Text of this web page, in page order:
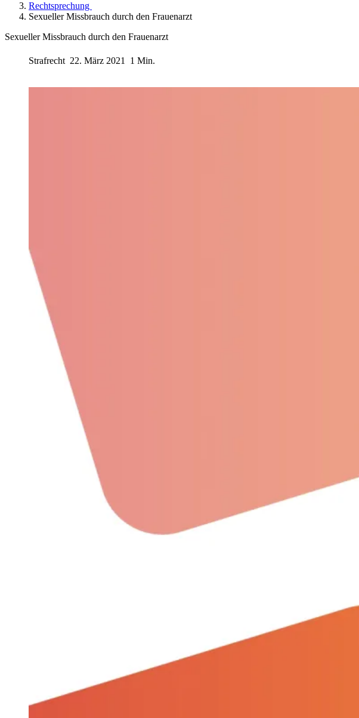
Rechtsprechung
Sexueller Missbrauch durch den Frauenarzt
Sexueller Missbrauch durch den Frauenarzt
Strafrecht 22. März 2021 1 Min.